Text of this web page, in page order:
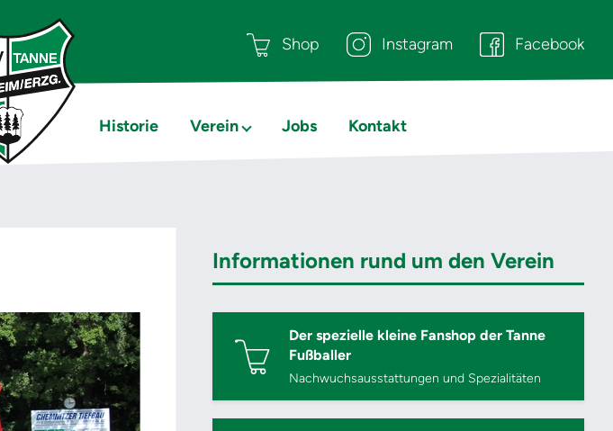
Shop Instagram Facebook
Historie Verein Jobs Kontakt
Informationen rund um den Verein
Der spezielle kleine Fanshop der Tanne
Fußballer
Nachwuchsausstattungen und Spezialitäten